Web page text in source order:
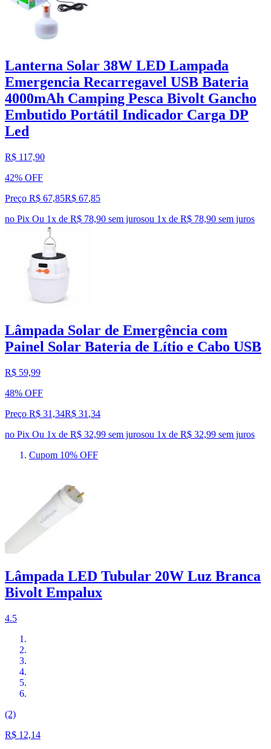
Lanterna Solar 38W LED Lampada
Emergencia Recarregavel USB Bateria
4000mAh Camping Pesca Bivolt Gancho
Embutido Portátil Indicador Carga DP
Led
R$ 117,90
42% OFF
Preço R$ 67,85R$ 67,85
no Pix Ou 1x de R$ 78,90 sem jurosou 1x de R$ 78,90 sem juros
Lâmpada Solar de Emergência com
Painel Solar Bateria de Lítio e Cabo USB
R$ 59,99
48% OFF
Preço R$ 31,34R$ 31 ,34
no Pix Ou 1x de R$ 32,99 sem jurosou 1x de R$ 32,99 sem juros
Cupom 10% OFF
Lâmpada LED Tubular 20W Luz Branca
Bivolt Empalux
4.5
(2)
R$ 12,14